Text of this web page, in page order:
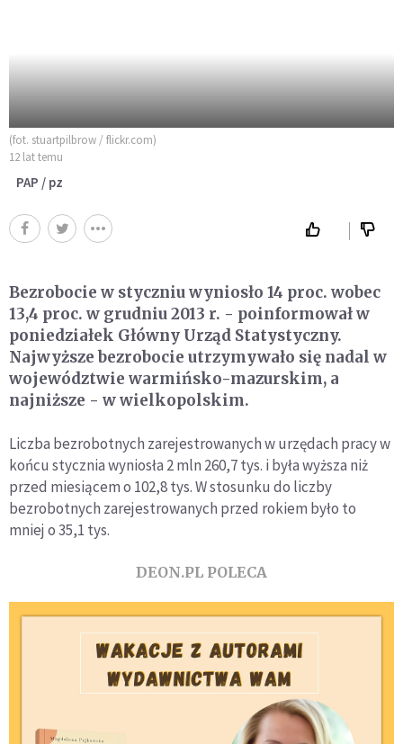
(fot. stuartpilbrow / flickr.com)
12 lat temu
PAP / pz
Bezrobocie w styczniu wyniosło 14 proc. wobec
13,4 proc. w grudniu 2013 r. - poinformował w
poniedziałek Główny Urząd Statystyczny.
Najwyższe bezrobocie utrzymywało się nadal w
województwie warmińsko-mazurskim, a
najniższe - w wielkopolskim.
Liczba bezrobotnych zarejestrowanych w urzędach pracy w
końcu stycznia wyniosła 2 mln 260,7 tys. i była wyższa niż
przed miesiącem o 102,8 tys. W stosunku do liczby
bezrobotnych zarejestrowanych przed rokiem było to
mniej o 35,1 tys.
DEON.PL POLECA